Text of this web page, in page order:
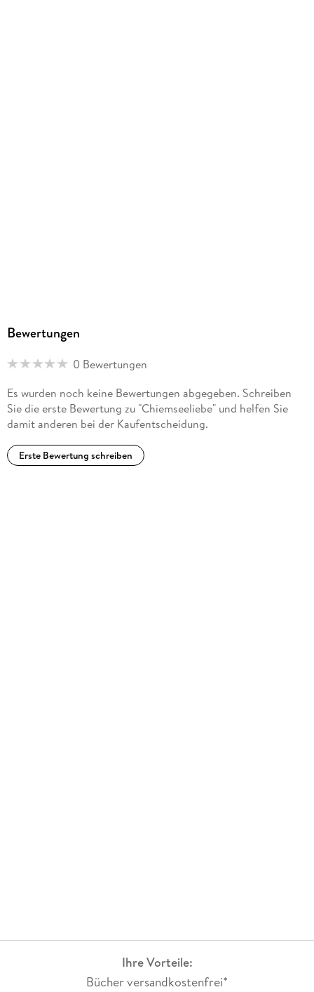
Bewertungen
0 Bewertungen
Es wurden noch keine Bewertungen abgegeben. Schreiben
Sie die erste Bewertung zu "Chiemseeliebe" und helfen Sie
damit anderen bei der Kaufentscheidung.
Erste Bewertung schreiben
Ihre Vorteile:
Bücher versandkostenfrei*